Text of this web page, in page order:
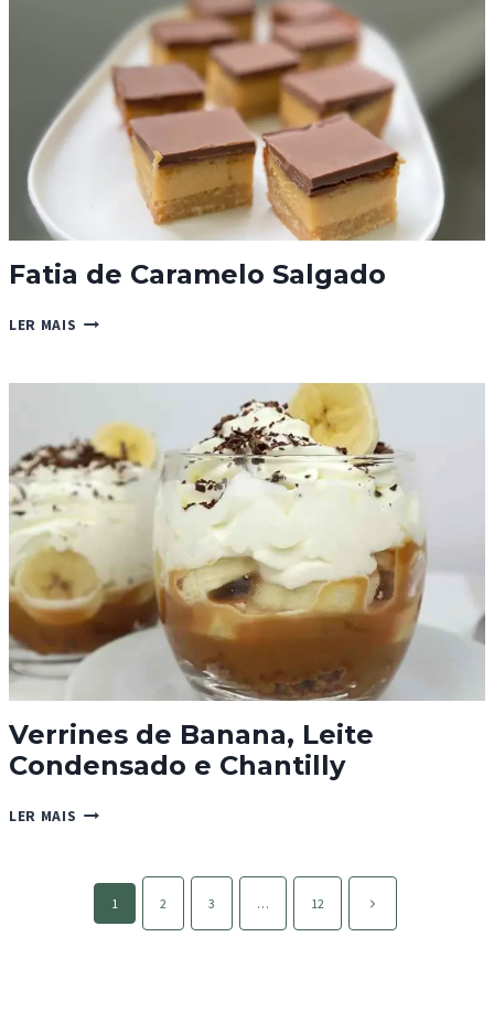
Fatia de Caramelo Salgado
LER MAIS FATIA
SALGADO
Verrines de Banana, Leite
Condensado e Chantilly
LER MAIS VERRINES
LEITE
CONDENSADO
navigation
1 2 3 … 12
Página
seguinte